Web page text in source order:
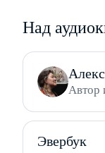
Над
Автор
Эвербук